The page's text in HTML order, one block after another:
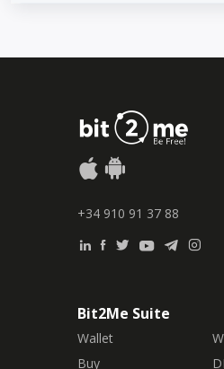
+34 910 91 37 88
Bit2Me Suite
Wallet
Buy